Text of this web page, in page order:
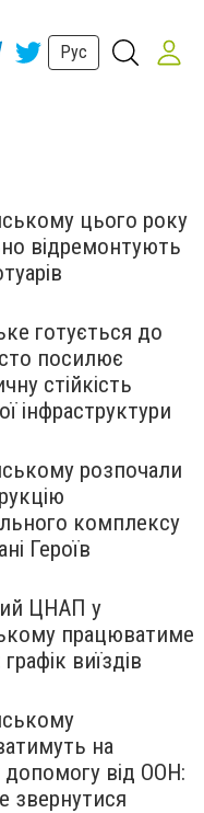
Рус
цього року
відремонтують
готується до
посилює
стійкість
інфраструктури
розпочали
комплексу
Героїв
ЦНАП у
працюватиме
виїздів
на
від ООН:
звернутися